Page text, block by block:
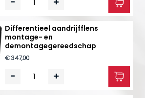
Differentieel aandrijfflens
montage- en
demontagegereedschap
€ 347,00
- +